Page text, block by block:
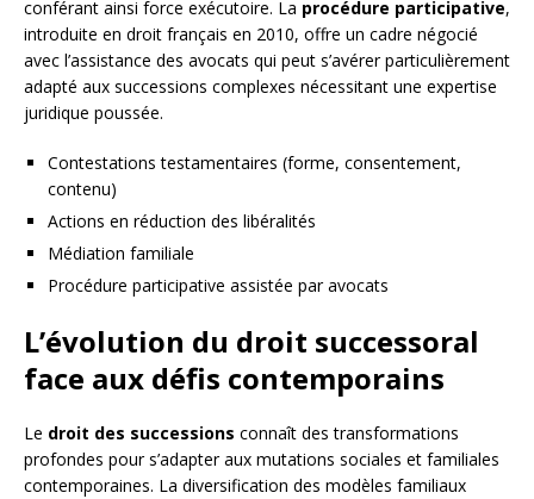
conférant ainsi force exécutoire. La procédure participative,
introduite en droit français en 2010, offre un cadre négocié
avec l’assistance des avocats qui peut s’avérer particulièrement
adapté aux successions complexes nécessitant une expertise
juridique poussée.
Contestations testamentaires (forme, consentement,
contenu)
Actions en réduction des libéralités
Médiation familiale
Procédure participative assistée par avocats
L’évolution du droit successoral
face aux défis contemporains
Le droit des successions connaît des transformations
profondes pour s’adapter aux mutations sociales et familiales
contemporaines. La diversification des modèles familiaux